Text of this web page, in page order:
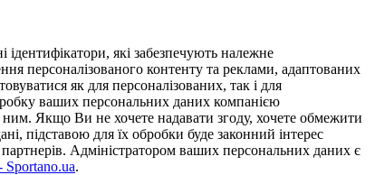
які забезпечують належне
персоналізованого контенту та реклами, адаптованих
як для персоналізованих, так і для
ваших персональних даних компанією
ним. Якщо Ви не хочете надавати згоду, хочете обмежити
підставою для їх обробки буде законний інтерес
партнерів. Адміністратором ваших персональних даних є
Sportano.ua.